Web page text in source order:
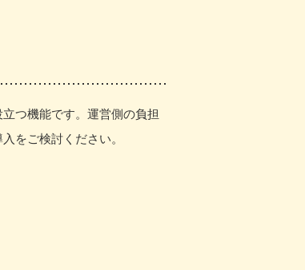
つ機能です。運営側の負担
をご検討ください。